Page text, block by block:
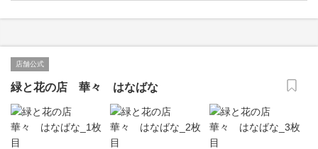
店舗公式
緑と花の店 華々 はなばな